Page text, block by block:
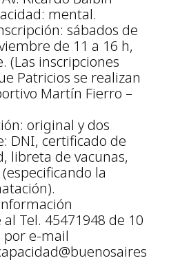
mental.
sábados de
de 11 a 16 h,
(Las inscripciones
Patricios se realizan
Martín Fierro –
original y dos
DNI, certificado de
libreta de vacunas,
la
Tel. 45471948 de 10
por e-mail